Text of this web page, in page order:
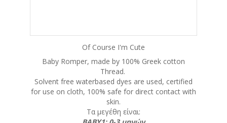
Of Course I'm Cute
Baby Romper, made by 100% Greek cotton
Thread.
Solvent free waterbased dyes are used, certified
for use on cloth, 100% safe for direct contact with
skin.
Τα μεγέθη είναι: